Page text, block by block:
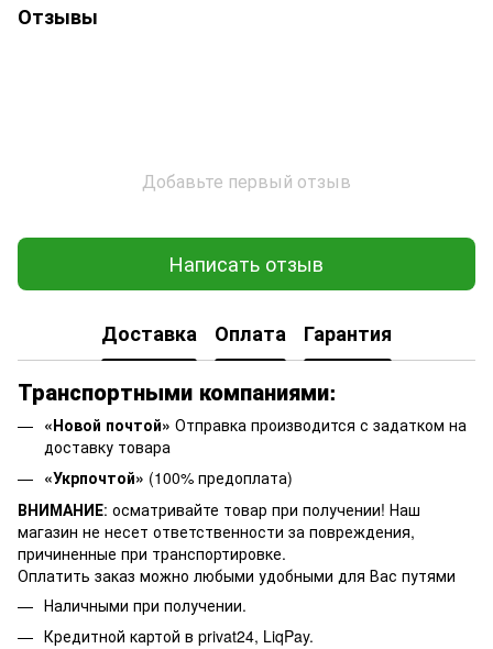
Отзывы
Добавьте первый отзыв
Написать отзыв
Доставка Оплата Гарантия
Транспортными компаниями:
«Новой почтой» Отправка производится с задатком на
доставку товара
«Укрпочтой» (100% предоплата)
ВНИМАНИЕ: осматривайте товар при получении! Наш
магазин не несет ответственности за повреждения,
причиненные при транспортировке.
Оплатить заказ можно любыми удобными для Вас путями
Наличными при получении.
Кредитной картой в privat24, LiqPay.